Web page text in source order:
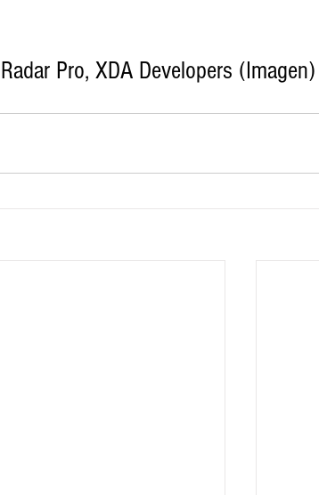
Pro, XDA Developers (Imagen)